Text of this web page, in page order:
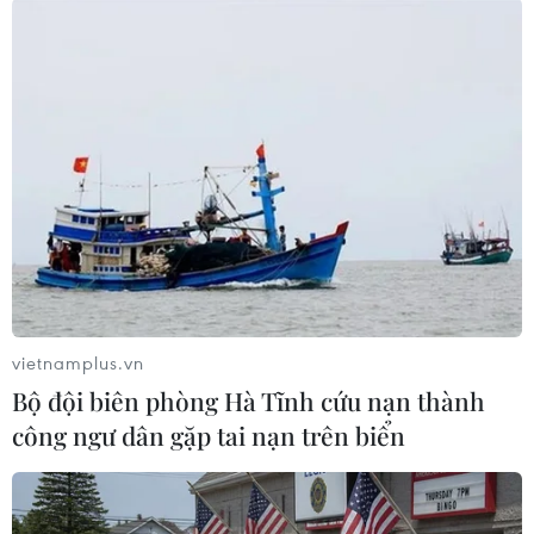
TIN LIÊN QUAN
vietnamplus.vn
Bộ đội biên phòng Hà Tĩnh cứu nạn thành
công ngư dân gặp tai nạn trên biển